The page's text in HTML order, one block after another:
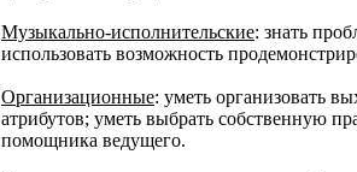
Музыкально-исполнительские: знать
использовать возможность
Организационные: уметь организовать
атрибутов; уметь выбрать собственную
помощника ведущего.